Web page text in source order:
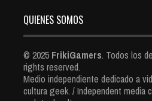
QUIENES SOMOS
© 2025 FrikiGamers. Todos los
rights reserved.
Medio independiente dedicado a
cultura geek. / Independent media